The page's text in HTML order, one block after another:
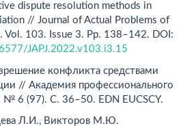
dispute resolution methods in
// Journal of Actual Problems of
Vol. 103. Issue 3. Рр. 138–142. DOI:
JAPJ.2022.v103.i3.15
конфликта средствами
// Академия профессионального
№ 6 (97). С. 36–50. EDN EUCSCY.
Л.И., Викторов М.Ю.